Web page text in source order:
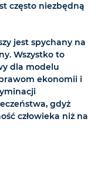
często niezbędną
jest spychany na
Wszystko to
dla modelu
ekonomii i
gdyż
człowieka niż na